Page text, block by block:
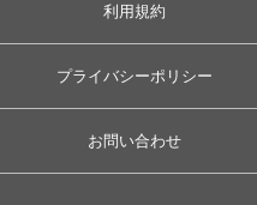
利用規約
プライバシーポリシー
お問い合わせ